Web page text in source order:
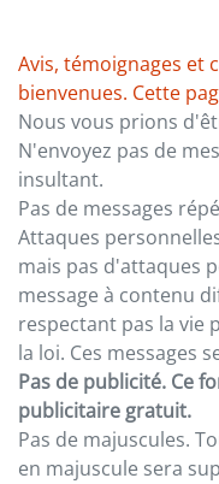
Avis, témoignages et
bienvenues. Cette
Nous vous prions
N'envoyez pas de
insultant.
Pas de messages
Attaques
mais pas d'attaques
message à contenu
respectant pas la vie
la loi. Ces messages
Pas de publicité. Ce
publicitaire gratuit.
Pas de majuscules.
en majuscule sera